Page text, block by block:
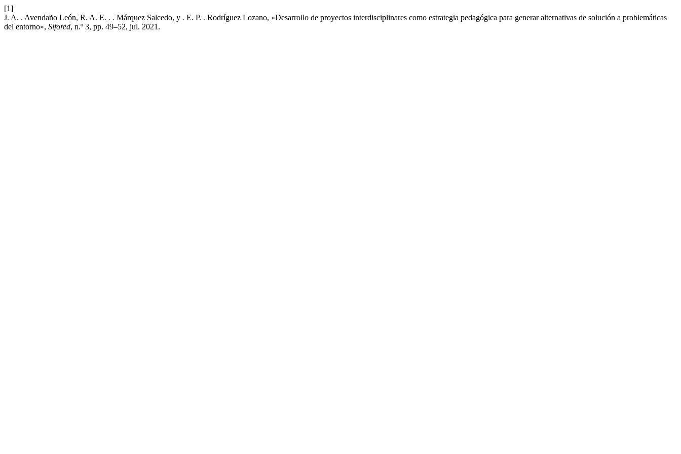
[1]
J. A. . Avendaño León, R. A. E. . . Márquez Salcedo, y . E. P. . Rodríguez Lozano, «Desarrollo de proyectos interdisciplinares como estrategia pedagógica para generar alternativas de solución a problemáticas
del entorno», Sifored, n.º 3, pp. 49–52, jul. 2021.